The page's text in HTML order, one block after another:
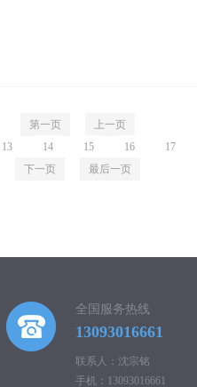
第一页
上一页
13 14 15 16 17
下一页
最后一页
全国服务热线
13093016661
联系人：沈宗铭
手机：13093016661